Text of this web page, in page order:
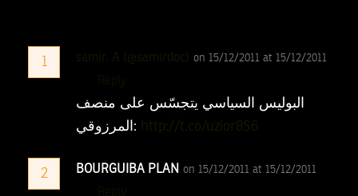
1 samir. A (@samirdoc) on 15/12/2011 at 15/12/2011
البوليس السياسي يتجسّس على منصف
المرزوقي:
http://t.co/uzior8S6
2 BOURGUIBA PLAN on 15/12/2011 at 15/12/2011